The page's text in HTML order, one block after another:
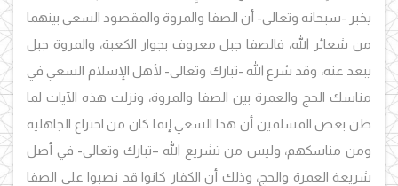
يخبر -سبحانه وتعالى- أن الصفا والمروة والمقصود السعي بينهما
من شعائر الله، فالصفا جبل معروف بجوار الكعبة، والمروة جبل
يبعد عنه، وقد شرع الله -تبارك وتعالى- لأهل الإسلام السعي في
مناسك الحج والعمرة بين الصفا والمروة، ونزلت هذه الآيات لما
ظن بعض المسلمين أن هذا السعي إنما كان من اختراع الجاهلية
ومن مناسكهم، وليس من تشريع الله –تبارك وتعالى- في أصل
شريعة العمرة والحج، وذلك أن الكفار كانوا قد نصبوا على الصفا